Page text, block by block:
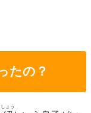
たの？
ょう